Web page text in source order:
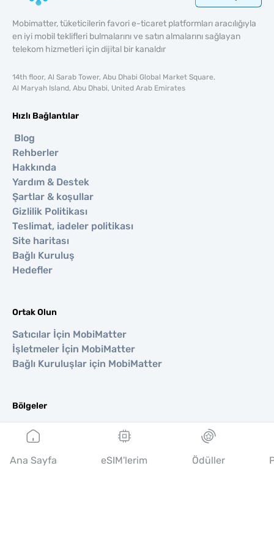
Mobimatter, tüketicilerin favori e-ticaret platformları aracılığıyla
en iyi mobil teklifleri bulmalarını ve satın almalarını sağlayan
telekom hizmetleri için dijital bir kanaldır
14th floor, Al Sarab Tower, Abu Dhabi Global Market Square,
Al Maryah Island, Abu Dhabi, United Arab Emirates
Hızlı Bağlantılar
Blog
Rehberler
Hakkında
Yardım & Destek
Şartlar & koşullar
Gizlilik Politikası
Teslimat, iadeler politikası
Site haritası
Bağlı Kuruluş
Hedefler
Ortak Olun
Satıcılar İçin MobiMatter
İşletmeler İçin MobiMatter
Bağlı Kuruluşlar için MobiMatter
Bölgeler
Avrupa için eSIM
Asya için eSIM
Amerika için eSIM
Ana Sayfa eSIM'lerim Ödüller